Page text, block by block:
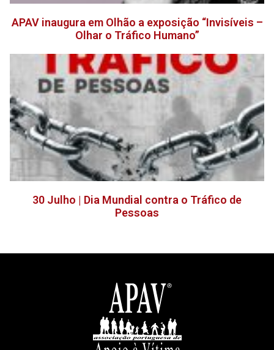
APAV inaugura em Olhão a exposição “Invisíveis –
Olhar o Tráfico Humano”
30 Julho | Dia Mundial contra o Tráfico de
Pessoas